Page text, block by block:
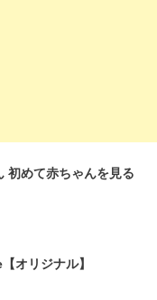
初めて赤ちゃんを見る
オリジナル】